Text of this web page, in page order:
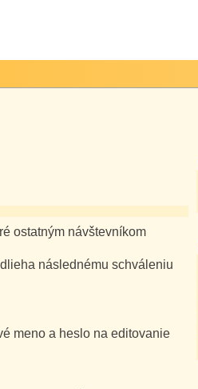
ostatným návštevníkom
následnému schváleniu
meno a heslo na editovanie